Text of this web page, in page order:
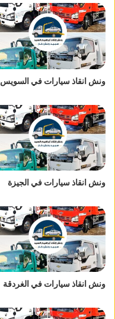
ونش انقاذ سيارات في السويس
ونش انقاذ سيارات في الجيزة
ونش انقاذ سيارات في الغردقة